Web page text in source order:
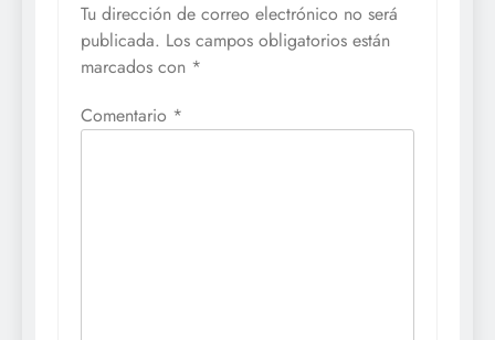
Tu dirección de correo electrónico no será
publicada. Los campos obligatorios están
marcados con *
Comentario *